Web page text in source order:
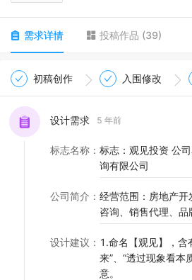
登录 / 注册
需求详情 投稿作品 (39)
初稿创作 入围修改
设计需求 5 年前
标志名称 ： 标志：观见投资 公
询有限公司
公司简介 ： 经营范围：房地产
咨询、销售代理、品
设计建议 ： 1.命名【观见】，含
来”、“透过现象看本
意。